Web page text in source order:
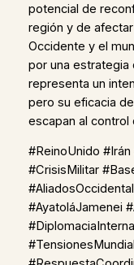
potencial de
región y de
Occidente y el
por una estrategia
representa un
pero su eficacia
escapan al control
#ReinoUnido
#CrisisMilitar
#AyatoláJamenei